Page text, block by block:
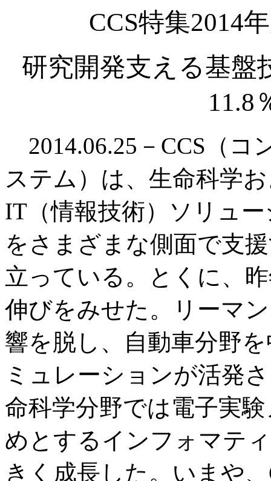
CCS特集2014
研究開発支える基盤
11.8
2014.06.25－CCS（コ
ステム）は、生命科学
IT（情報技術）ソリュ
をさまざまな側面で支
立っている。とくに、
伸びをみせた。リーマ
響を脱し、自動車分野
ミュレーションが活発
命科学分野では電子実
めとするインフォマテ
きく成長した。いまや